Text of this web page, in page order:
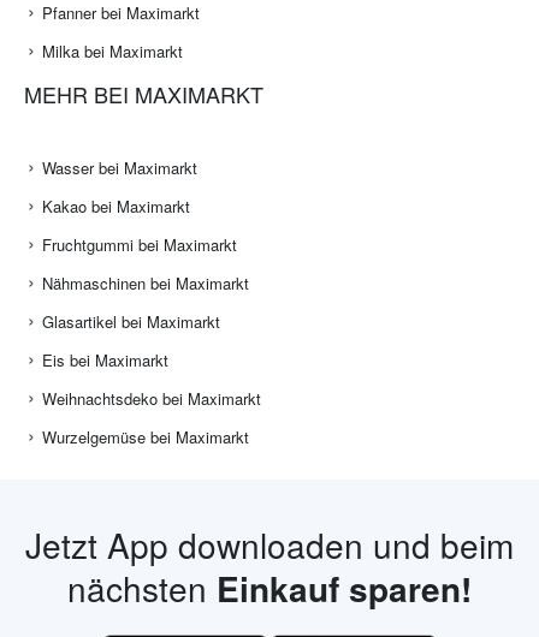
Pfanner bei Maximarkt
Milka bei Maximarkt
MEHR BEI MAXIMARKT
Wasser bei Maximarkt
Kakao bei Maximarkt
Fruchtgummi bei Maximarkt
Nähmaschinen bei Maximarkt
Glasartikel bei Maximarkt
Eis bei Maximarkt
Weihnachtsdeko bei Maximarkt
Wurzelgemüse bei Maximarkt
Jetzt App downloaden und beim
nächsten Einkauf sparen!